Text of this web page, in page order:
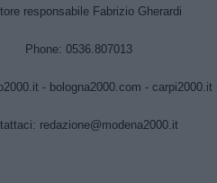
responsabile Fabrizio Gherardi
Phone: 0536.807013
- bologna2000.com - carpi2000.it
redazione@modena2000.it